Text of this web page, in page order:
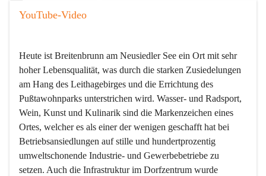
YouTube-Video
Heute ist Breitenbrunn am Neusiedler See ein Ort mit sehr
hoher Lebensqualität, was durch die starken Zusiedelungen
am Hang des Leithagebirges und die Errichtung des
Pußtawohnparks unterstrichen wird. Wasser- und Radsport,
Wein, Kunst und Kulinarik sind die Markenzeichen eines
Ortes, welcher es als einer der wenigen geschafft hat bei
Betriebsansiedlungen auf stille und hundertprozentig
umweltschonende Industrie- und Gewerbebetriebe zu
setzen. Auch die Infrastruktur im Dorfzentrum wurde